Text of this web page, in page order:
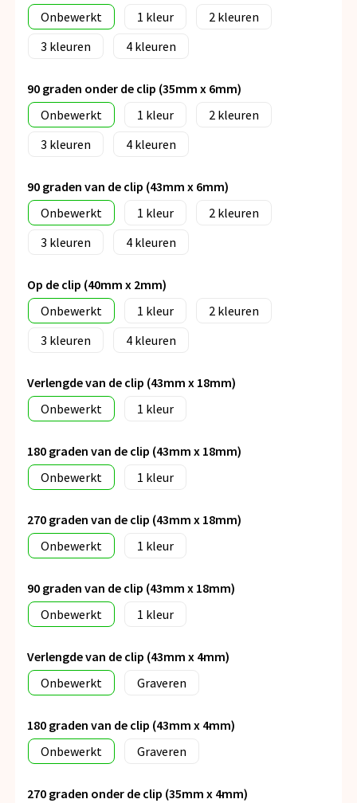
Onbewerkt
1
2
3
4
90 graden onder de clip (35mm x 6mm)
Onbewerkt
1
2
3
4
90 graden van de clip (43mm x 6mm)
Onbewerkt
1
2
3
4
Op de clip (40mm x 2mm)
Onbewerkt
1
2
3
4
Verlengde van de clip (43mm x 18mm)
Onbewerkt
1
180 graden van de clip (43mm x 18mm)
Onbewerkt
1
270 graden van de clip (43mm x 18mm)
Onbewerkt
1
90 graden van de clip (43mm x 18mm)
Onbewerkt
1
Verlengde van de clip (43mm x 4mm)
Onbewerkt
Graveren
180 graden van de clip (43mm x 4mm)
Onbewerkt
Graveren
270 graden onder de clip (35mm x 4mm)